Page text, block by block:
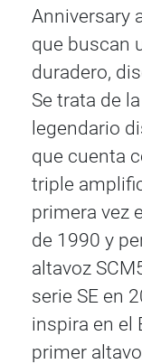
Anniversary
que buscan
duradero,
Se trata de
legendario
que cuenta
triple
primera vez
de 1990 y
altavoz
serie SE en
inspira en el
primer